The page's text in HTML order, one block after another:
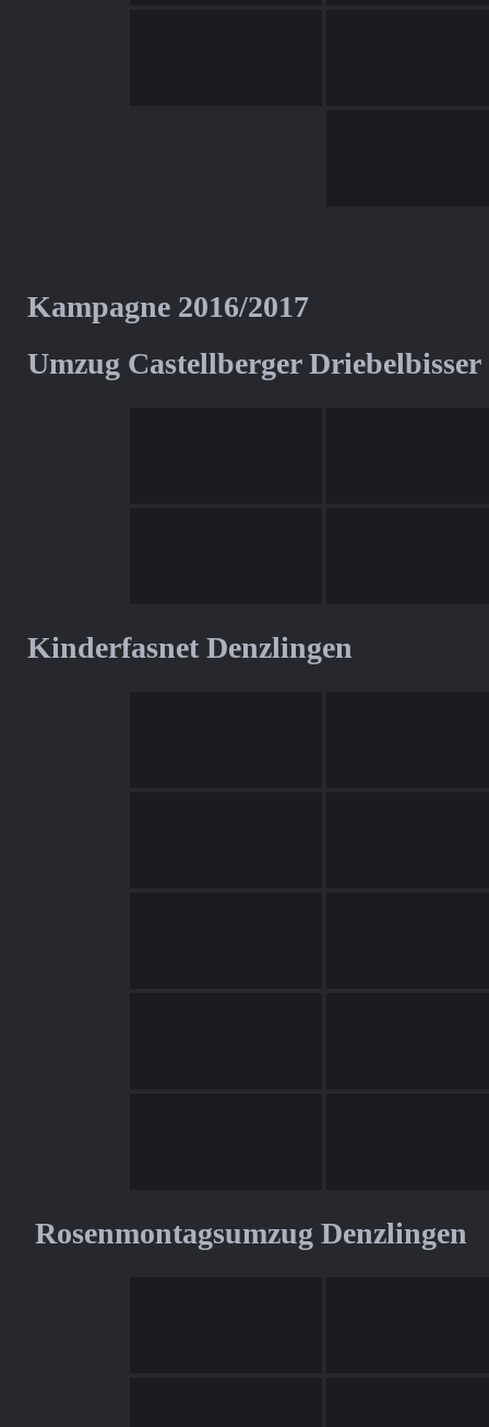
Kampagne 2016/2017
Umzug Castellberger
Kinderfasnet Denzlingen
Rosenmontagsumzug Denzlingen